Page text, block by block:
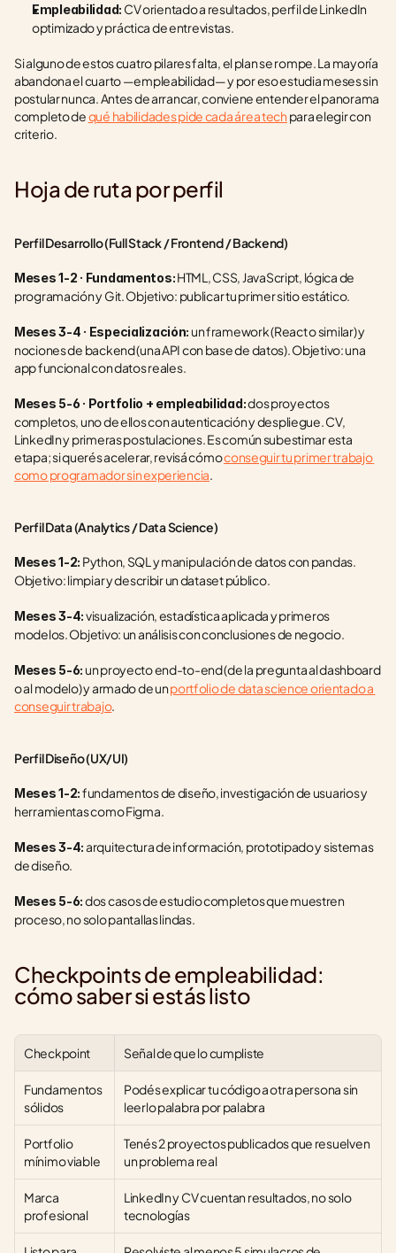
Empleabilidad: CV orientado a resultados, perfil de LinkedIn
optimizado y práctica de entrevistas.
Si alguno de estos cuatro pilares falta, el plan se rompe. La mayoría
abandona el cuarto —empleabilidad— y por eso estudia meses sin
postular nunca. Antes de arrancar, conviene entender el panorama
completo de qué habilidades pide cada área tech para elegir con
criterio.
Hoja de ruta por perfil
Perfil Desarrollo (Full Stack / Frontend / Backend)
Meses 1-2 · Fundamentos: HTML, CSS, JavaScript, lógica de
programación y Git. Objetivo: publicar tu primer sitio estático.
Meses 3-4 · Especialización: un framework (React o similar) y
nociones de backend (una API con base de datos). Objetivo: una
app funcional con datos reales.
Meses 5-6 · Portfolio + empleabilidad: dos proyectos
completos, uno de ellos con autenticación y despliegue. CV,
LinkedIn y primeras postulaciones. Es común subestimar esta
etapa; si querés acelerar, revisá cómo conseguir tu primer trabajo
como programador sin experiencia.
Perfil Data (Analytics / Data Science)
Meses 1-2: Python, SQL y manipulación de datos con pandas.
Objetivo: limpiar y describir un dataset público.
Meses 3-4: visualización, estadística aplicada y primeros
modelos. Objetivo: un análisis con conclusiones de negocio.
Meses 5-6: un proyecto end-to-end (de la pregunta al dashboard
o al modelo) y armado de un portfolio de data science orientado a
conseguir trabajo.
Perfil Diseño (UX/UI)
Meses 1-2: fundamentos de diseño, investigación de usuarios y
herramientas como Figma.
Meses 3-4: arquitectura de información, prototipado y sistemas
de diseño.
Meses 5-6: dos casos de estudio completos que muestren
proceso, no solo pantallas lindas.
Checkpoints de empleabilidad:
cómo saber si estás listo
Checkpoint Señal de que lo cumpliste
Fundamentos
sólidos
Podés explicar tu código a otra persona sin
leerlo palabra por palabra
Portfolio
mínimo viable
Tenés 2 proyectos publicados que resuelven
un problema real
Marca
profesional
LinkedIn y CV cuentan resultados, no solo
tecnologías